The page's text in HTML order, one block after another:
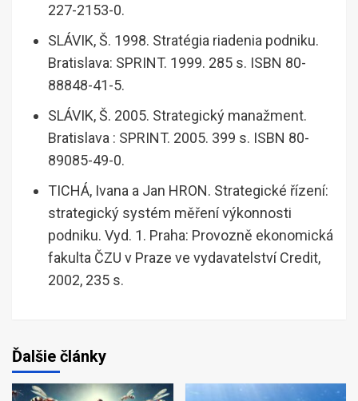
227-2153-0.
SLÁVIK, Š. 1998. Stratégia riadenia podniku.
Bratislava: SPRINT. 1999. 285 s. ISBN 80-
88848-41-5.
SLÁVIK, Š. 2005. Strategický manažment.
Bratislava : SPRINT. 2005. 399 s. ISBN 80-
89085-49-0.
TICHÁ, Ivana a Jan HRON. Strategické řízení:
strategický systém měření výkonnosti
podniku. Vyd. 1. Praha: Provozně ekonomická
fakulta ČZU v Praze ve vydavatelství Credit,
2002, 235 s.
Ďalšie články